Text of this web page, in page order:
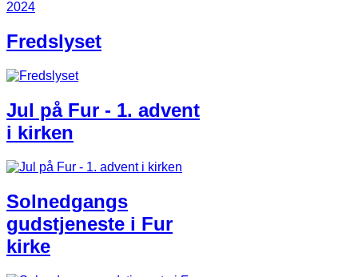
Fredslyset
Jul på Fur - 1. advent
i kirken
Solnedgangs
gudstjeneste i Fur
kirke